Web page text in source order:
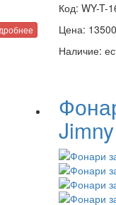
Код: WY-T-
Цена: 13500
Наличие:
Jimny